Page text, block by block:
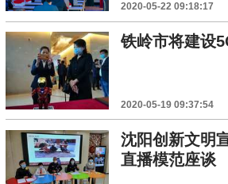
2020-05-22 09:18:17
铁岭市将建设
2020-05-19 09:37:54
沈阳创新文明
直播模范座谈